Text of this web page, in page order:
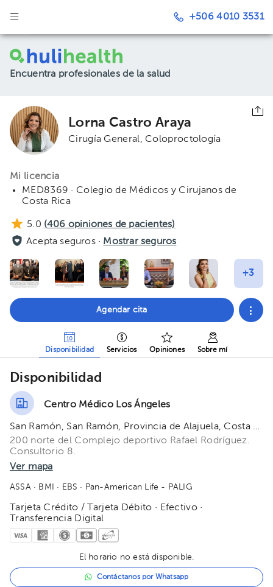
+506 4010 3531
Encuentra profesionales de la salud
Lorna Castro Araya
Cirugía General Coloproctología
Mi licencia
MED8369 · Colegio de Médicos y Cirujanos de
Costa Rica
5.0 (406 opiniones de pacientes)
Acepta seguros · Mostrar seguros
Agendar cita
Disponibilidad Servicios Opiniones Sobre mí
Disponibilidad
Centro Médico Los Ángeles
San Ramón, San Ramón, Provincia de Alajuela, Costa Rica
200 norte del Complejo deportivo Rafael Rodríguez.
Consultorio 8.
Ver mapa
ASSA· BMI · EBS · Pan-American Life - PALIG
Tarjeta Crédito / Tarjeta Débito · Efectivo ·
Transferencia Digital
El horario no está disponible.
Contáctanos por Whatsapp